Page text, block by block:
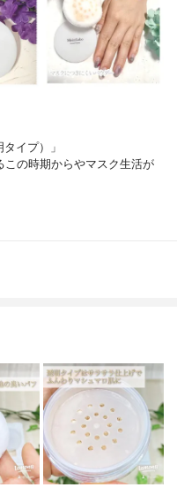
イプ）」
の時期からやマスク生活が